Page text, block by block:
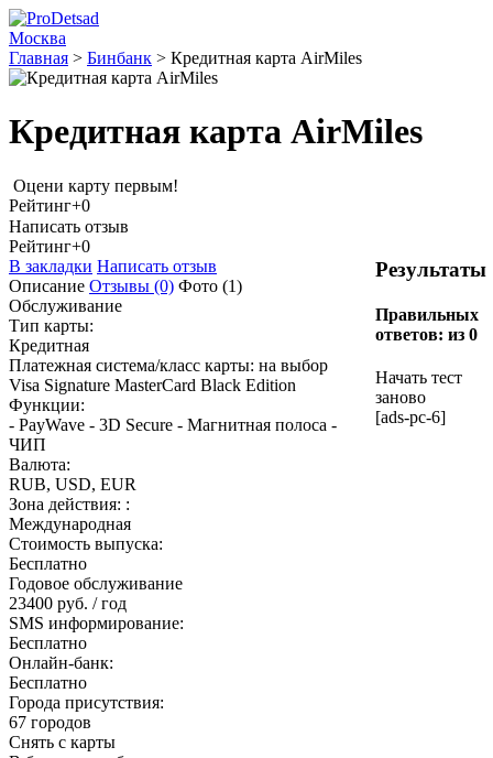
Москва
Главная > Бинбанк > Кредитная карта AirMiles
Кредитная карта AirMiles
Оцени карту первым!
Рейтинг+0
Написать отзыв
Результаты
Правильных
ответов: из 0
Начать тест
заново
[ads-pc-6]
Рейтинг+0
В закладки Написать отзыв
Описание Отзывы (0) Фото (1)
Обслуживание
Тип карты:
Кредитная
Платежная система/класс карты: на выбор
Visa Signature MasterCard Вlack Edition
Функции:
- PayWave - 3D Secure - Магнитная полоса -
ЧИП
Валюта:
RUB, USD, EUR
Зона действия: :
Международная
Стоимость выпуска:
Бесплатно
Годовое обслуживание
23400 руб. / год
SMS информирование:
Бесплатно
Онлайн-банк:
Бесплатно
Города присутствия:
67 городов
Снять с карты